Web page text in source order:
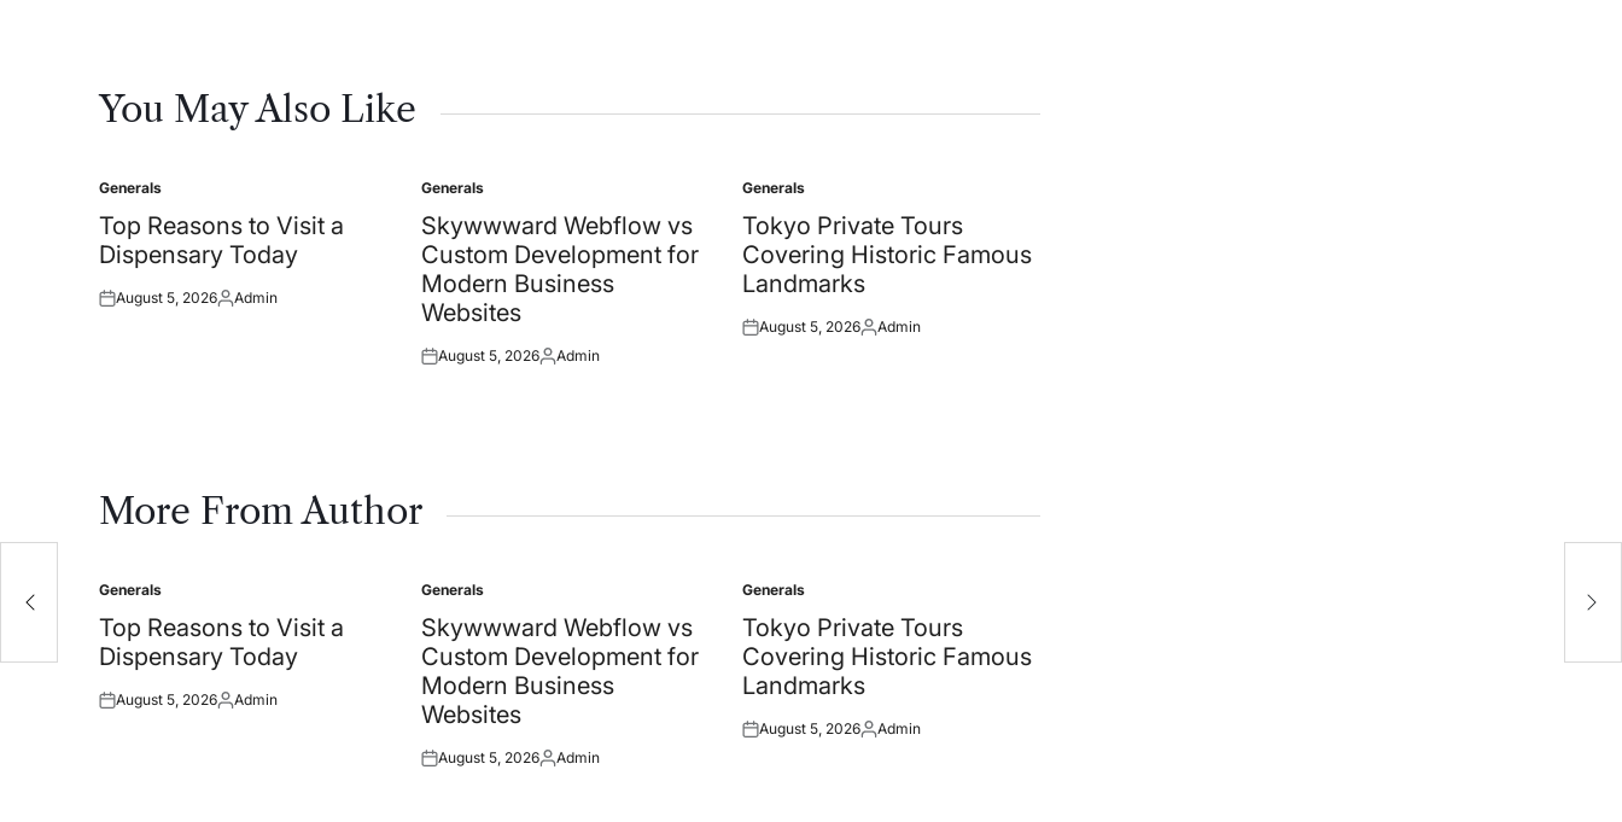
You May Also Like
Posted
in
Generals
Top Reasons to Visit a
Dispensary Today
Posted
August 5, 2026Posted
Admin
Posted
in
Generals
Skywwward Webflow vs
Custom Development for
Modern Business
Websites
Posted
August 5, 2026Posted
Admin
Posted
in
Generals
Tokyo Private Tours
Covering Historic Famous
Landmarks
Posted
August 5, 2026Posted
Admin
More From Author
Posted
in
Generals
Top Reasons to Visit a
Dispensary Today
Posted
August 5, 2026Posted
Admin
Posted
in
Generals
Skywwward Webflow vs
Custom Development for
Modern Business
Websites
Posted
August 5, 2026Posted
Admin
Posted
in
Generals
Tokyo Private Tours
Covering Historic Famous
Landmarks
Posted
August 5, 2026Posted
Admin